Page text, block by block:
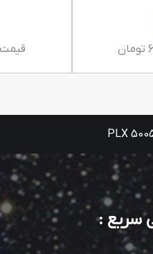
قیمت از
سریع :